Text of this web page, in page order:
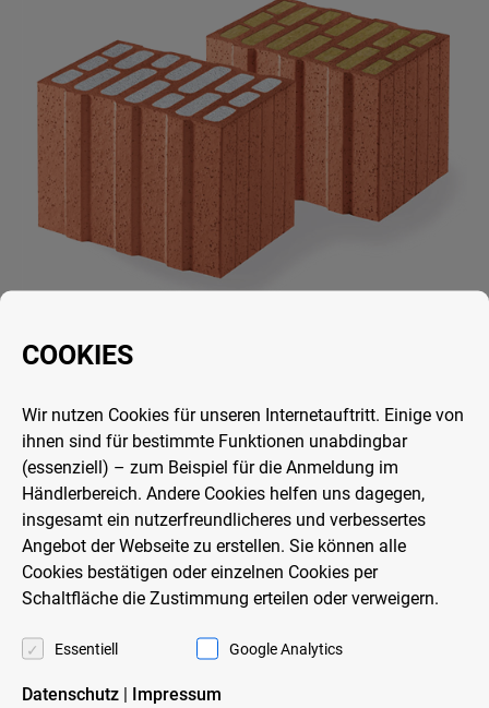
VER­FÜLL­TE PORO­TON-ZIE­
GEL
Die „wärms­ten“ Zie­gel der Welt – mo­no­li­
Ver­füll­te Poro­ton-Zie­gel von Wie­ner­ber­ger
COO­KIES
Wir nutzen Cookies für unseren Internetauftritt. Einige von
ihnen sind für bestimmte Funktionen unabdingbar
(essenziell) – zum Beispiel für die Anmeldung im
Händlerbereich. Andere Cookies helfen uns dagegen,
insgesamt ein nutzerfreundlicheres und verbessertes
Angebot der Webseite zu erstellen. Sie können alle
Cookies bestätigen oder einzelnen Cookies per
Schaltfläche die Zustimmung erteilen oder verweigern.
Essentiell Google Analytics
Datenschutz | Impressum